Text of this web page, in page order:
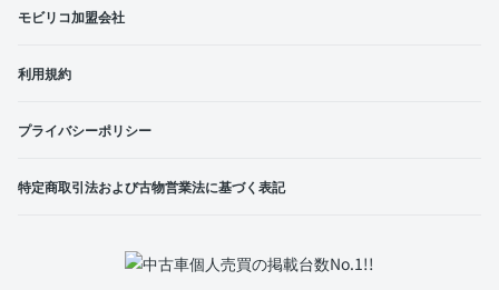
モビリコ加盟会社
利用規約
プライバシーポリシー
特定商取引法および古物営業法に基づく表記